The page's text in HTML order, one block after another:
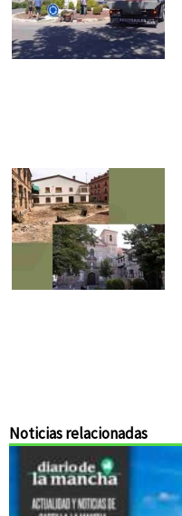
Noticias relacionadas